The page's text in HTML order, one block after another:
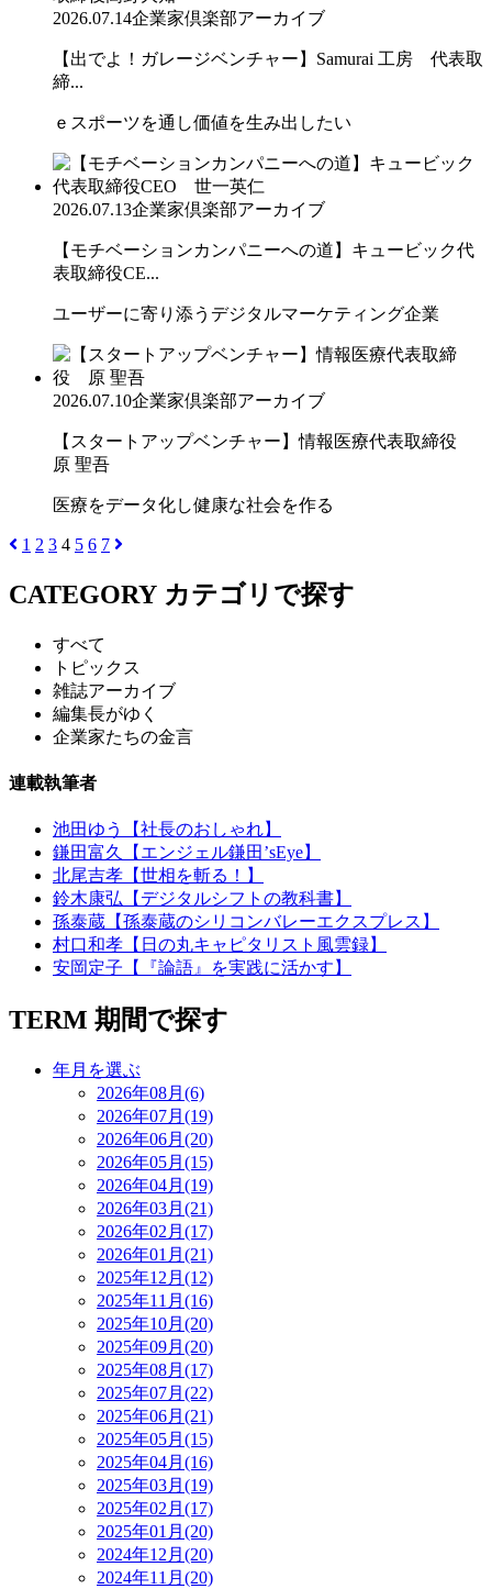
2026.07.14企業家倶楽部アーカイブ
【出でよ！ガレージベンチャー】Samurai 工房 代表取
締...
ｅスポーツを通し価値を生み出したい
2026.07.13企業家倶楽部アーカイブ
【モチベーションカンパニーへの道】キュービック代
表取締役CE...
ユーザーに寄り添うデジタルマーケティング企業
2026.07.10企業家倶楽部アーカイブ
【スタートアップベンチャー】情報医療代表取締役
原 聖吾
医療をデータ化し健康な社会を作る
1 2 3 4 5 6 7
CATEGORY カテゴリで探す
すべて
トピックス
雑誌アーカイブ
編集長がゆく
企業家たちの金言
連載執筆者
池田ゆう【社長のおしゃれ】
鎌田富久【エンジェル鎌田’sEye】
北尾吉孝【世相を斬る！】
鈴木康弘【デジタルシフトの教科書】
孫泰蔵【孫泰蔵のシリコンバレーエクスプレス】
村口和孝【日の丸キャピタリスト風雲録】
安岡定子【『論語』を実践に活かす】
TERM 期間で探す
年月を選ぶ
2026年08月(6)
2026年07月(19)
2026年06月(20)
2026年05月(15)
2026年04月(19)
2026年03月(21)
2026年02月(17)
2026年01月(21)
2025年12月(12)
2025年11月(16)
2025年10月(20)
2025年09月(20)
2025年08月(17)
2025年07月(22)
2025年06月(21)
2025年05月(15)
2025年04月(16)
2025年03月(19)
2025年02月(17)
2025年01月(20)
2024年12月(20)
2024年11月(20)